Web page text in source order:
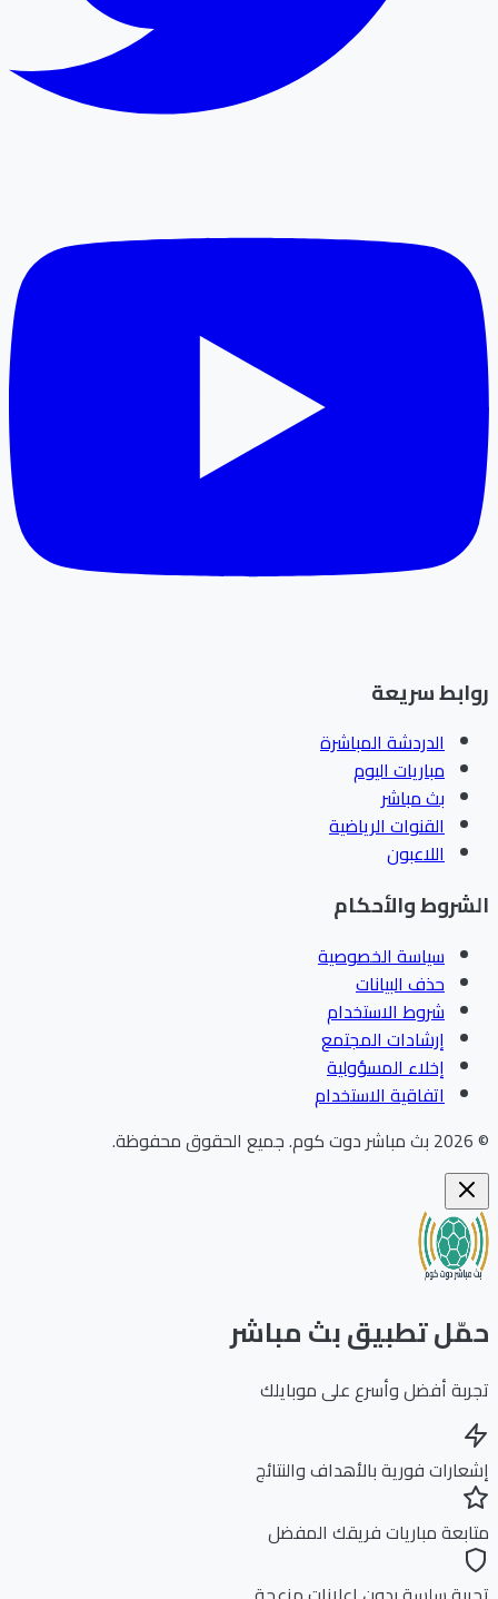
سريعة
الدردشة المباشرة
مباريات اليوم
بث مباشر
القنوات الرياضية
اللاعبون
والأحكام
سياسة الخصوصية
حذف البيانات
شروط الاستخدام
إرشادات المجتمع
إخلاء المسؤولية
اتفاقية الاستخدام
بث مباشر دوت كوم.جميع الحقوق محفوظة.
تطبيق بث مباشر
أفضل وأسرع على موبايلك
فورية بالأهداف والنتائج
مباريات فريقك المفضل